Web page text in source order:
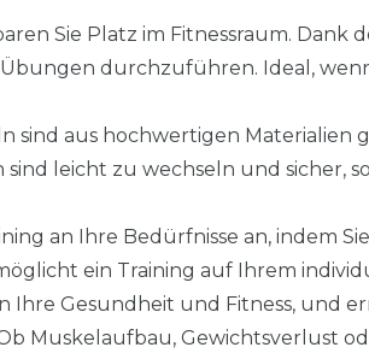
Sie Platz im Fitnessraum. Dank
Übungen durchzuführen. Ideal,
sind aus hochwertigen Materialien
leicht zu wechseln und sicher,
an Ihre Bedürfnisse an, indem
ein Training auf Ihrem
Ihre Gesundheit und Fitness, und
Muskelaufbau, Gewichtsverlust